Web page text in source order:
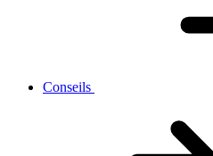
Conseils